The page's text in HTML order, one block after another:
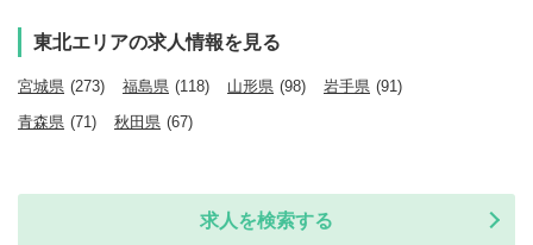
東北エリアの求人情報を見る
宮城県 (273) 福島県 (118) 山形県 (98) 岩手県 (91)
青森県 (71) 秋田県 (67)
求人を検索する